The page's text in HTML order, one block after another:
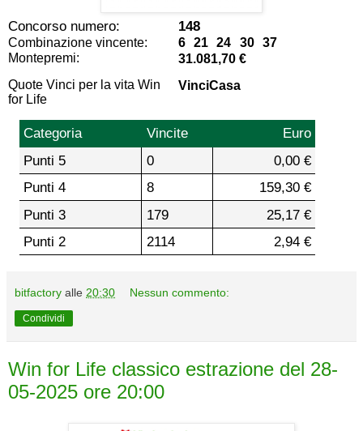
Concorso numero: 148
Combinazione vincente:
6 21 24 30 37
Montepremi:
31.081,70 €
Quote Vinci per la vita Win
for Life
VinciCasa
Categoria Vincite
Euro
Punti 5
0
0,00 €
Punti 4
8
159,30 €
Punti 3
179
25,17 €
Punti 2
2114 2,94 €
bitfactory alle 20:30 Nessun commento:
Condividi
Win for Life classico estrazione del 28-
05-2025 ore 20:00